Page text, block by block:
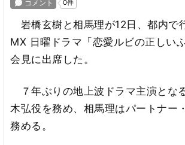
岩橋玄樹と相馬理が12日、都内で
MX 日曜ドラマ「恋愛ルビの正しい
会見に出席した。
７年ぶりの地上波ドラマ主演とな
木弘役を務め、相馬理はパートナー
務める。